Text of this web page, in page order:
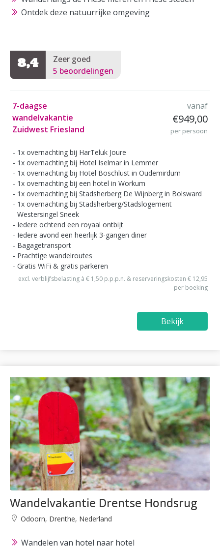
Ontdek deze natuurrijke omgeving
8,4
Zeer goed
5 beoordelingen
7-daagse
wandelvakantie
Zuidwest Friesland
vanaf
€949,00
per persoon
1x overnachting bij HarTeluk Joure
1x overnachting bij Hotel Iselmar in Lemmer
1x overnachting bij Hotel Boschlust in Oudemirdum
1x overnachting bij een hotel in Workum
1x overnachting bij Stadsherberg De Wijnberg in Bolsward
1x overnachting bij Stadsherberg/Stadslogement
Westersingel Sneek
Iedere ochtend een royaal ontbijt
Iedere avond een heerlijk 3-gangen diner
Bagagetransport
Prachtige wandelroutes
Gratis WiFi & gratis parkeren
excl. verblijfsbelasting à € 1,50 p.p.p.n. & reserveringskosten € 12,95
per boeking
Bekijk
Wandelvakantie Drentse Hondsrug
Odoorn, Drenthe, Nederland
Wandelen van hotel naar hotel